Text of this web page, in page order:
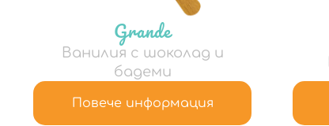
Grande
Ванилия с шоколад и
бадеми
Повече информация